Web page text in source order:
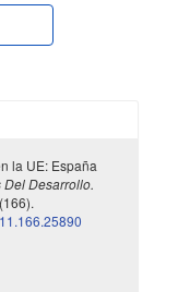
la UE: España
Del Desarrollo.